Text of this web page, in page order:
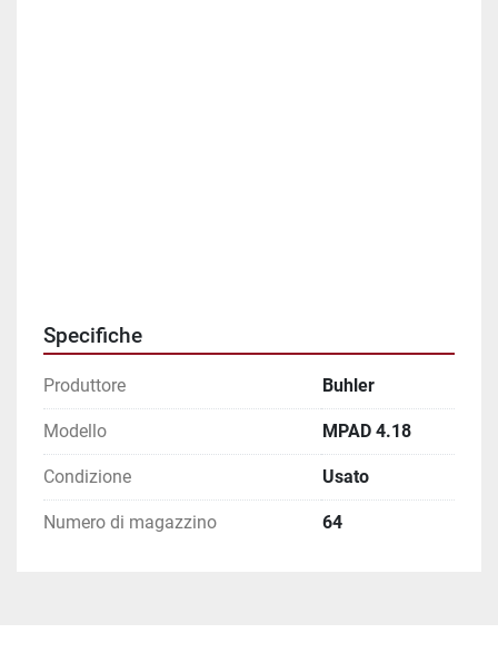
Specifiche
Produttore Buhler
Modello MPAD 4.18
Condizione Usato
Numero di magazzino 64